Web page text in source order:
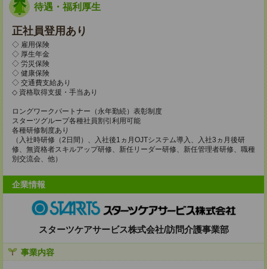
待遇・福利厚生
正社員登用あり
◇ 雇用保険
◇ 厚生年金
◇ 労災保険
◇ 健康保険
◇ 交通費支給あり
◇ 資格取得支援・手当あり
ロングワークパートナー（永年勤続）表彰制度
スターツグループ各種社員割引利用可能
各種研修制度あり
（入社時研修（2日間）、入社後1ヵ月OJTシステム導入、入社3ヵ月後研
修、無資格者スキルアップ研修、新任リーダー研修、新任管理者研修、職種
別交流会、他）
企業情報
スターツケアサービス株式会社/訪問介護事業部
事業内容